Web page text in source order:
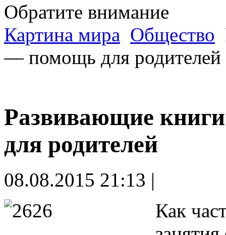
Обратите внимание
Картина мира Общество
— помощь для родителей
Развивающие
для родителей
08.08.2015 21:13 |
Как